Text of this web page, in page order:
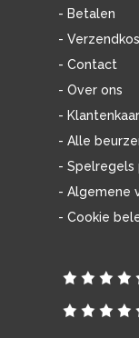
- Betalen
-
- Contact
- Over ons
-
- Alle
- Spelregels
- Algemene
- Cookie